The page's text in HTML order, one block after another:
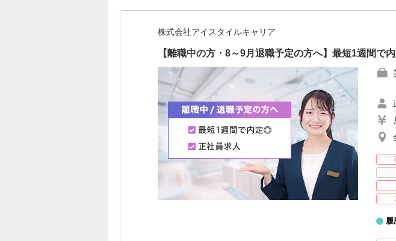
株式会社アイスタイルキャリア
【離職中の方・8～9月退職予定の方へ】最短1週間
履